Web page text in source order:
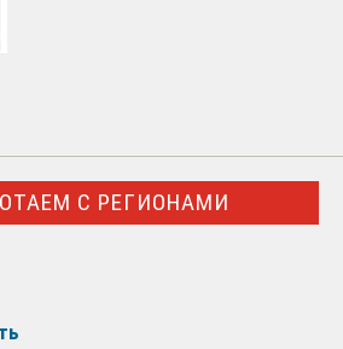
С РЕГИОНАМИ